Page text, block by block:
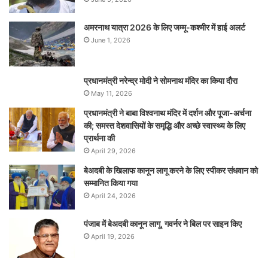
अमरनाथ यात्रा 2026 के लिए जम्मू-कश्मीर में हाई अलर्ट
June 1, 2026
प्रधानमंत्री नरेन्‍द्र मोदी ने सोमनाथ मंदिर का किया दौरा
May 11, 2026
प्रधानमंत्री ने बाबा विश्वनाथ मंदिर में दर्शन और पूजा-अर्चना
की; समस्‍त देशवासियों के समृद्धि और अच्छे स्वास्थ्य के लिए
प्रार्थना की
April 29, 2026
बेअदबी के खिलाफ कानून लागू करने के लिए स्पीकर संधवान को
सम्मानित किया गया
April 24, 2026
पंजाब में बेअदबी कानून लागू, गवर्नर ने बिल पर साइन किए
April 19, 2026